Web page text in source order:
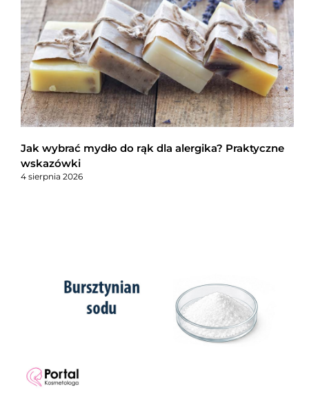
Jak wybrać mydło do rąk dla alergika? Praktyczne
wskazówki
4 sierpnia 2026